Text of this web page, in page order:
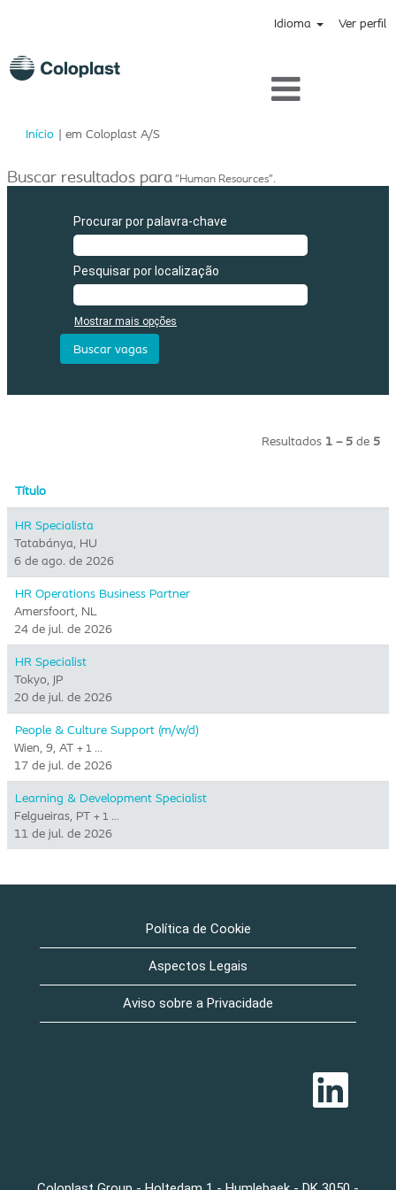
Idioma Ver perfil
Início | em Coloplast A/S(página
Buscar resultados para"Human Resources".
Procurar por palavra-chave
Pesquisar por localização
Mostrar mais opções
Resultados 1 – 5 de 5
Título
HR Specialista
Tatabánya, HU
6 de ago. de 2026
HR Operations Business Partner
Amersfoort, NL
24 de jul. de 2026
HR Specialist
Tokyo, JP
20 de jul. de 2026
People & Culture Support (m/w/d)
Wien, 9, AT + 1 …
17 de jul. de 2026
Learning & Development Specialist
Felgueiras, PT + 1 …
11 de jul. de 2026
Política de Cookie
Aspectos Legais
Aviso sobre a Privacidade
A
a